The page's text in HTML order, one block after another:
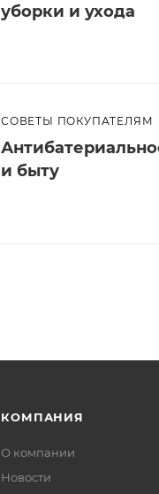
уборки и ухода
СОВЕТЫ ПОКУПАТЕЛЯМ
и быту
КОМПАНИЯ
О компании
Новости